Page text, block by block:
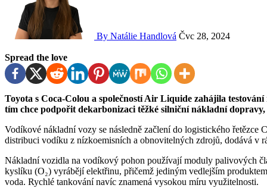
By Natálie Handlová Čvc 28, 2024
Spread the love
Toyota s Coca-Colou a společností Air Liquide zahájila testování nového nákladního vozidla na vodíkový pohon. Toyota
tím chce podpořit dekarbonizaci těžké silniční nákladní
Vodíkové nákladní vozy se následně začlení do logistického
distribuci vodíku z nízkoemisních a obnovitelných zdrojů, dodává v
Nákladní vozidla na vodíkový pohon používají moduly palivových
kyslíku (O₂) vyrábějí elektřinu, přičemž jediným vedlejším
voda. Rychlé tankování navíc znamená vysokou míru využitelnosti.